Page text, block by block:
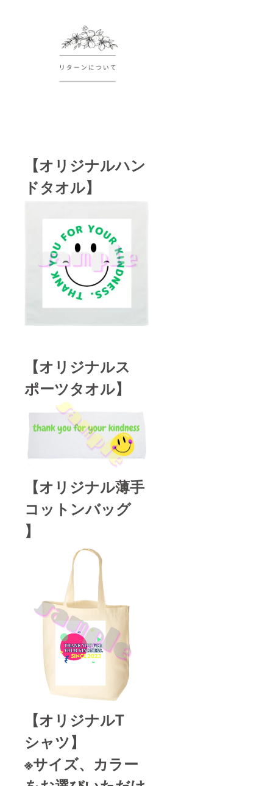
【オリジナルハン
ドタオル】
【オリジナルス
ポーツタオル】
【オリジナル薄手
コットンバッグ
】
【オリジナルT
シャツ】
※サイズ、カラー